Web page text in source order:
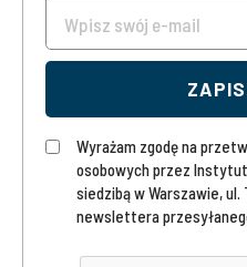
Wyrażam zgodę na
osobowych przez
siedzibą w Warszawie,
newslettera